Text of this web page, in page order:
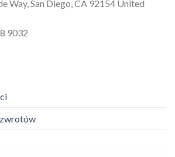
Way, San Diego, CA 92154 United
9032